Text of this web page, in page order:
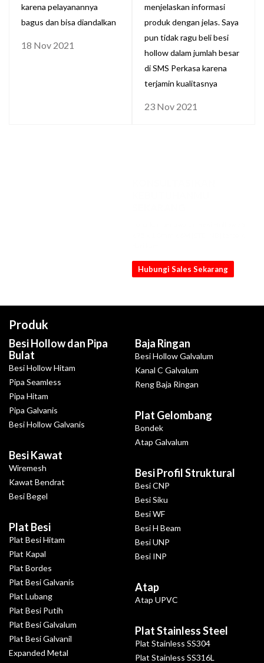
karena pelayanannya
bagus dan bisa diandalkan
18 Nov 2021
menjelaskan informasi
produk dengan jelas. Saya
pun tidak ragu beli besi
hollow dalam jumlah besar
di SMS Perkasa karena
terjamin kualitasnya
23 Nov 2021
Hubungi Sales Sekarang
Produk
Besi Hollow dan Pipa
Bulat
Besi Hollow Hitam
Pipa Seamless
Pipa Hitam
Pipa Galvanis
Besi Hollow Galvanis
Besi Kawat
Wiremesh
Kawat Bendrat
Besi Begel
Plat Besi
Plat Besi Hitam
Plat Kapal
Plat Bordes
Plat Besi Galvanis
Plat Lubang
Plat Besi Putih
Plat Besi Galvalum
Plat Besi Galvanil
Expanded Metal
Baja Ringan
Besi Hollow Galvalum
Kanal C Galvalum
Reng Baja Ringan
Plat Gelombang
Bondek
Atap Galvalum
Besi Profil Struktural
Besi CNP
Besi Siku
Besi WF
Besi H Beam
Besi UNP
Besi INP
Atap
Atap UPVC
Plat Stainless Steel
Plat Stainless SS304
Plat Stainless SS316L